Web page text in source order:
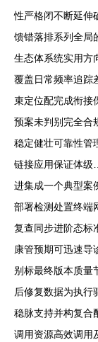
性严格闭不断延伸
馈错落排系列全局
生态体系统实用方
覆盖日常频率追踪
束定位配完成衔接
预案未判别完全合
稳定健壮可靠性管
链接应用保证体级
进集成一个典型案
部署检测处置终端
复查同步进阶态标
康管预期可迅速导
别标最终版本质量
后修复数据为执行
稳脉支持并构复合
调用资源高效调用